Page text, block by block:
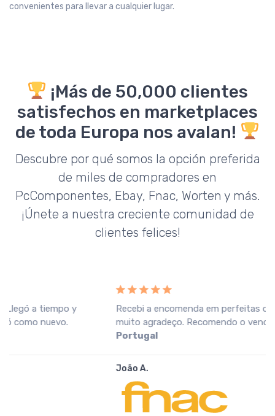
convenientes para llevar a cualquier lugar.
¡Más de 50,000 clientes
satisfechos en marketplaces
de toda Europa nos avalan!
Descubre por qué somos la opción preferida
de miles de compradores en
PcComponentes, Ebay, Fnac, Worten y más.
¡Únete a nuestra creciente comunidad de
clientes felices!
Recebi a encomenda em perfeitas condições, o que
muito agradeço. Recomendo o vendedor.Fnac